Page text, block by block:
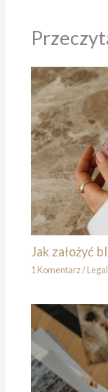
Jak założyć
1 Komentarz/